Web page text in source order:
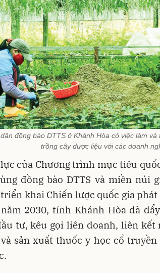
đồng bào DTTS ở Khánh Hòa có việc làm
trồng cây dược liệu với các doanh
của Chương trình mục tiêu
đồng bào DTTS và miền núi
khai Chiến lược quốc gia
2030, tỉnh Khánh Hòa đã
tư, kêu gọi liên doanh, liên kết
sản xuất thuốc y học cổ